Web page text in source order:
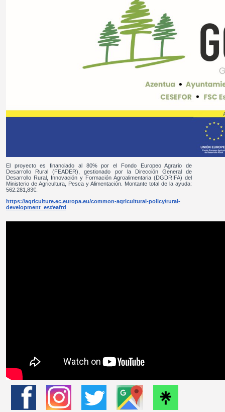
El proyecto es financiado al 80% por el Fondo Europeo Agrario de
Desarrollo Rural (FEADER), gestionado por la Dirección General de
Desarrollo Rural, Innovación y Formación Agroalimentaria (DGDRIFA) del
Ministerio de Agricultura, Pesca y Alimentación. Montante total de la ayuda:
562.281,83€.
https://agriculture.ec.europa.eu/common-agricultural-policy/rural-
development_es#eafrd